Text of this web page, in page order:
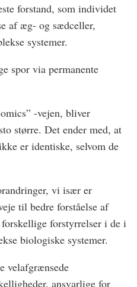
forstand, som individet
af æg- og sædceller,
systemer.
spor via permanente
-vejen, bliver
større. Det ender med, at
er identiske, selvom de
vi især er
til bedre forståelse af
forskellige forstyrrelser i de i
biologiske systemer.
velafgrænsede
ansvarlige for